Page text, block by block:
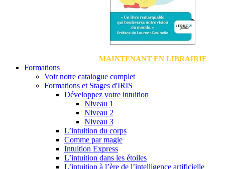
MAINTENANT EN LIBRAIRIE
Formations
Voir notre catalogue complet
Formations et Stages d'IRIS
Développez votre intuition
Niveau 1
Niveau 2
Niveau 3
L’intuition du corps
Comme par magie
Intuition Express
L’intuition dans les étoiles
L’intuition à l’ère de l’intelligence artificielle